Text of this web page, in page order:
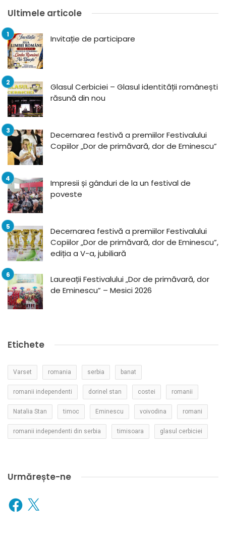
Ultimele articole
Invitație de participare
Glasul Cerbiciei – Glasul identității românești
răsună din nou
Decernarea festivă a premiilor Festivalului
Copiilor „Dor de primăvară, dor de Eminescu”
Impresii și gânduri de la un festival de
poveste
Decernarea festivă a premiilor Festivalului
Copiilor „Dor de primăvară, dor de Eminescu”,
ediția a V-a, jubiliară
Laureații Festivalului „Dor de primăvară, dor
de Eminescu” – Mesici 2026
Etichete
Varset romania serbia banat
romanii independenti dorinel stan costei romanii
Natalia Stan timoc Eminescu voivodina romani
romanii independenti din serbia timisoara glasul cerbiciei
Urmărește-ne
Facebook
X